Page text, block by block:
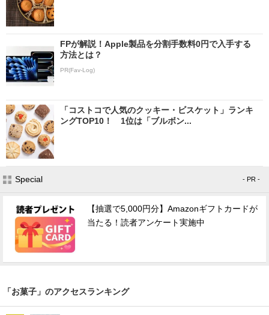
FPが解説！Apple製品を分割手数料0円で入手する
方法とは？
PR(Fav-Log)
「コストコで人気のクッキー・ビスケット」ランキ
ングTOP10！ 1位は「ブルボン...
Special - PR -
【抽選で5,000円分】Amazonギフトカードが
当たる！読者アンケート実施中
「お菓子」のアクセスランキング